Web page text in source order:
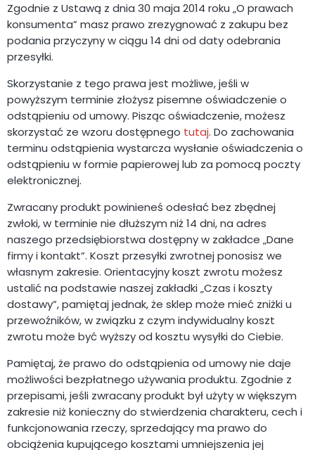
Zgodnie z Ustawą z dnia 30 maja 2014 roku „O prawach
konsumenta” masz prawo zrezygnować z zakupu bez
podania przyczyny w ciągu 14 dni od daty odebrania
przesyłki.
Skorzystanie z tego prawa jest możliwe, jeśli w
powyższym terminie złożysz pisemne oświadczenie o
odstąpieniu od umowy. Pisząc oświadczenie, możesz
skorzystać ze wzoru dostępnego tutaj. Do zachowania
terminu odstąpienia wystarcza wysłanie oświadczenia o
odstąpieniu w formie papierowej lub za pomocą poczty
elektronicznej.
Zwracany produkt powinieneś odesłać bez zbędnej
zwłoki, w terminie nie dłuższym niż 14 dni, na adres
naszego przedsiębiorstwa dostępny w zakładce „Dane
firmy i kontakt”. Koszt przesyłki zwrotnej ponosisz we
własnym zakresie. Orientacyjny koszt zwrotu możesz
ustalić na podstawie naszej zakładki „Czas i koszty
dostawy”, pamiętaj jednak, że sklep może mieć zniżki u
przewoźników, w związku z czym indywidualny koszt
zwrotu może być wyższy od kosztu wysyłki do Ciebie.
Pamiętaj, że prawo do odstąpienia od umowy nie daje
możliwości bezpłatnego używania produktu. Zgodnie z
przepisami, jeśli zwracany produkt był użyty w większym
zakresie niż konieczny do stwierdzenia charakteru, cech i
funkcjonowania rzeczy, sprzedający ma prawo do
obciążenia kupującego kosztami umniejszenia jej